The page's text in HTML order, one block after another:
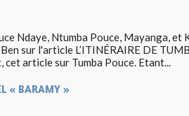
Ndaye, Ntumba Pouce, Mayanga, et
sur l'article L’ITINÉRAIRE DE
article sur Tumba Pouce. Etant...
« BARAMY »